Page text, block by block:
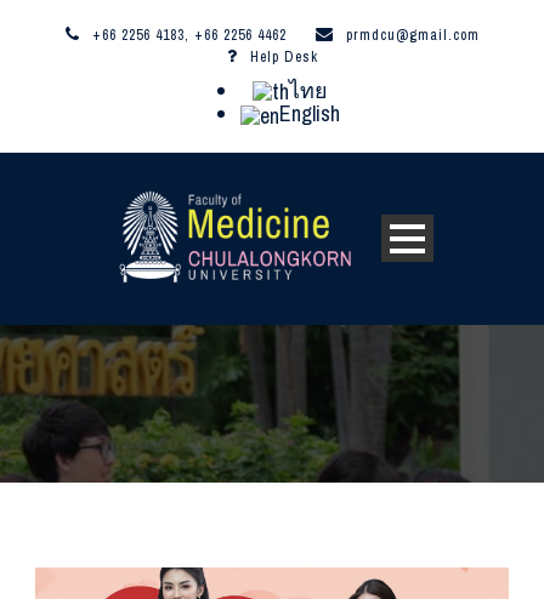
+66 2256 4183, +66 2256 4462
prmdcu@gmail.com
Help Desk
ไทย
English